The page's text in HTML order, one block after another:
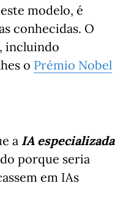
modelo, é
conhecidas. O
incluindo
o Prémio Nobel
a IA especializada
porque seria
em IAs